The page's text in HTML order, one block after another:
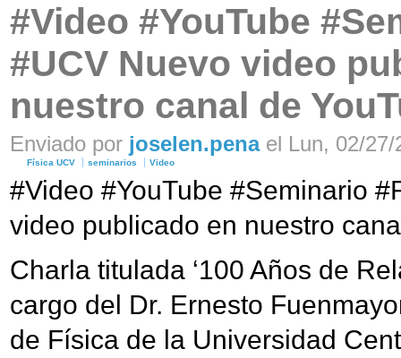
#Video #YouTube
#UCV Nuevo video
nuestro canal de
Enviado por joselen.penael Lun, 02/27/
Física UCV seminarios Video
#Video #YouTube #Seminario
video publicado en nuestro
Charla titulada ‘100 Años de
cargo del Dr. Ernesto
de Física de la Universidad